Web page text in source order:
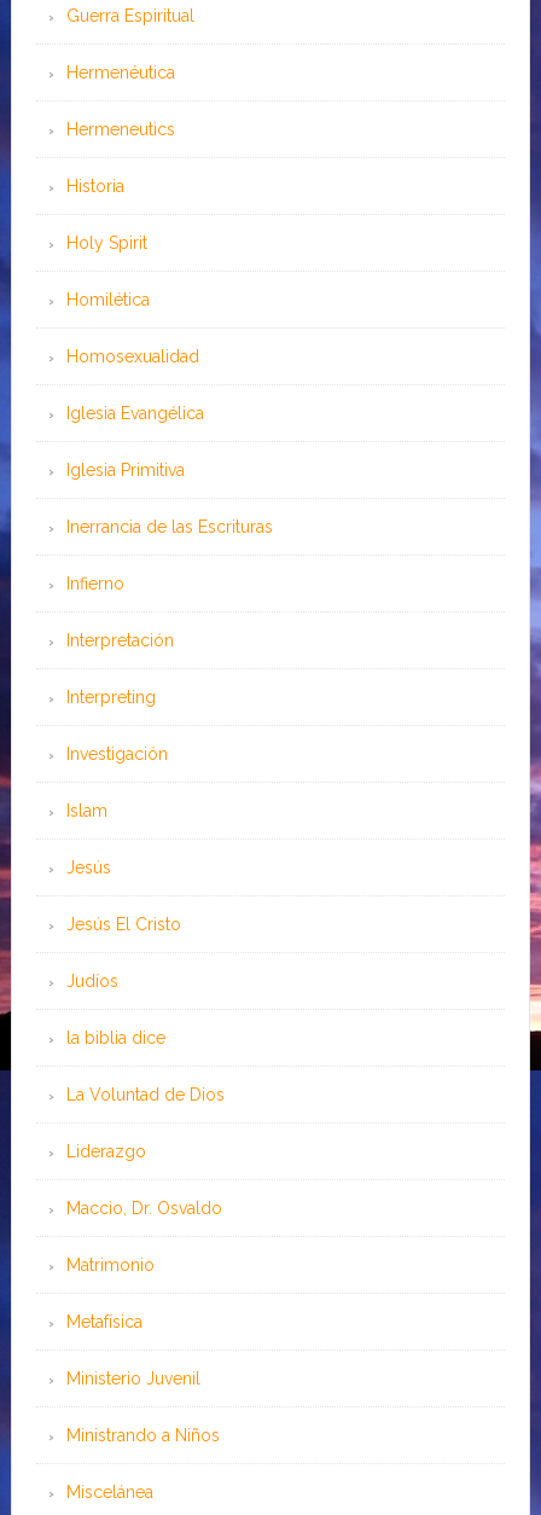
Guerra Espiritual
Hermenéutica
Hermeneutics
Historia
Holy Spirit
Homilética
Homosexualidad
Iglesia Evangélica
Iglesia Primitiva
Inerrancia de las Escrituras
Infierno
Interpretación
Interpreting
Investigación
Islam
Jesús
Jesús El Cristo
Judíos
la biblia dice
La Voluntad de Dios
Liderazgo
Maccio, Dr. Osvaldo
Matrimonio
Metafísica
Ministerio Juvenil
Ministrando a Niños
Miscelánea